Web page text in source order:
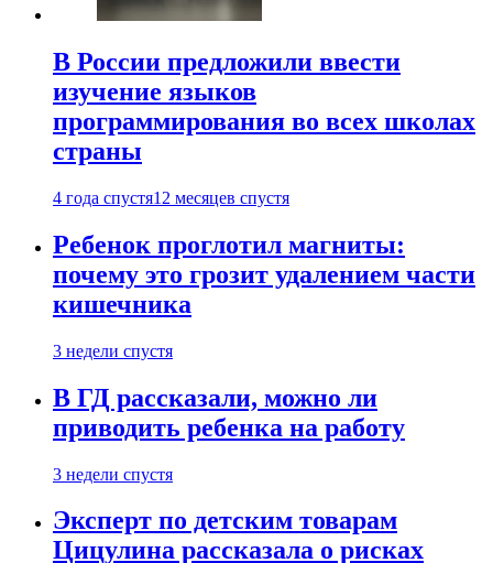
В России предложили ввести
изучение языков
программирования во всех школах
страны
4 года спустя12 месяцев спустя
Ребенок проглотил магниты:
почему это грозит удалением части
кишечника
3 недели спустя
В ГД рассказали, можно ли
приводить ребенка на работу
3 недели спустя
Эксперт по детским товарам
Цицулина рассказала о рисках